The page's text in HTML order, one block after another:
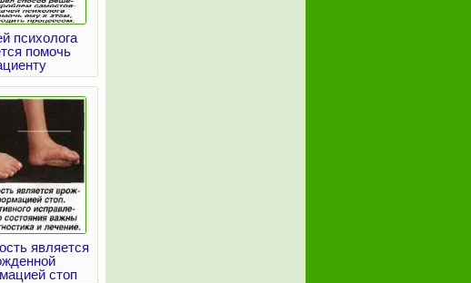
психолога
помочь
является
стоп